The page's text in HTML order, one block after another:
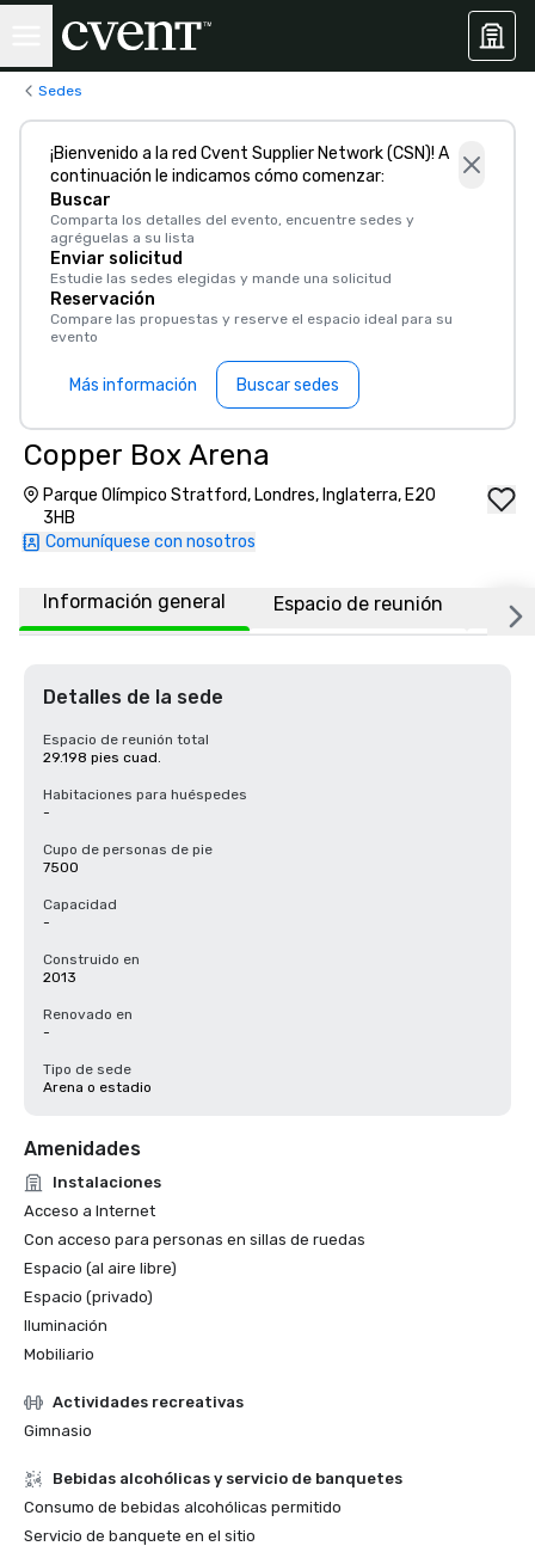
Sedes
¡Bienvenido a la red Cvent Supplier Network (CSN)! A
continuación le indicamos cómo comenzar:
Buscar
Comparta los detalles del evento, encuentre sedes y
agréguelas a su lista
Enviar solicitud
Estudie las sedes elegidas y mande una solicitud
Reservación
Compare las propuestas y reserve el espacio ideal para su
evento
Más información Buscar sedes
Copper Box Arena
Parque Olímpico Stratford, Londres, Inglaterra, E20
3HB
Comuníquese con nosotros
Información general Espacio de reunión
Detalles de la sede
Espacio de reunión total
29.198 pies cuad.
Habitaciones para huéspedes
-
Cupo de personas de pie
7500
Capacidad
-
Construido en
2013
Renovado en
-
Tipo de sede
Arena o estadio
Amenidades
Instalaciones
Acceso a Internet
Con acceso para personas en sillas de ruedas
Espacio (al aire libre)
Espacio (privado)
Iluminación
Mobiliario
Actividades recreativas
Gimnasio
Bebidas alcohólicas y servicio de banquetes
Consumo de bebidas alcohólicas permitido
Servicio de banquete en el sitio